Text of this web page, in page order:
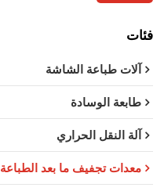
فئات
آلات طباعة الشاشة
طابعة الوسادة
آلة النقل الحراري
معدات تجفيف ما بعد الطباعة